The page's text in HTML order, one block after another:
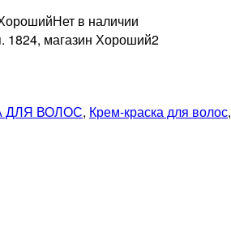
Нет в наличии
1824, магазин Хороший2
ДЛЯ ВОЛОС, Крем-краска для волос,